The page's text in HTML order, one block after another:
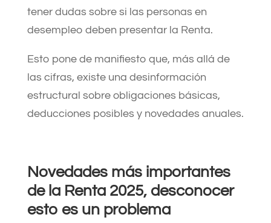
tener dudas sobre si las personas en
desempleo deben presentar la Renta.
Esto pone de manifiesto que, más allá de
las cifras, existe una desinformación
estructural sobre obligaciones básicas,
deducciones posibles y novedades anuales.
Novedades más importantes
de la Renta 2025, desconocer
esto es un problema